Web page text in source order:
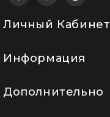
Личный Кабинет
Информация
Дополнительно